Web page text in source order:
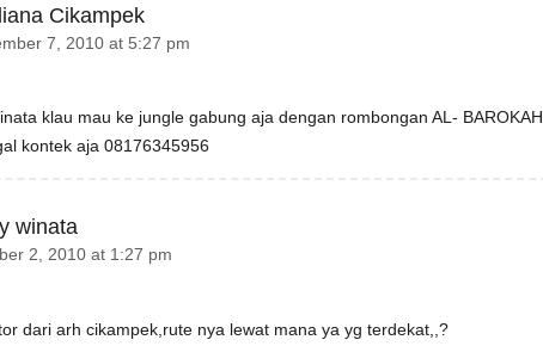
Cikampek
7, 2010 at 5:27 pm
klau mau ke jungle gabung aja dengan rombongan AL- BAROKAH
kontek aja 08176345956
winata
2, 2010 at 1:27 pm
dari arh cikampek,rute nya lewat mana ya yg terdekat,,?